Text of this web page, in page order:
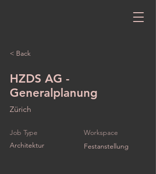
< Back
HZDS AG -
Generalplanung
Zürich
Job Type
Workspace
Architektur
Festanstellung